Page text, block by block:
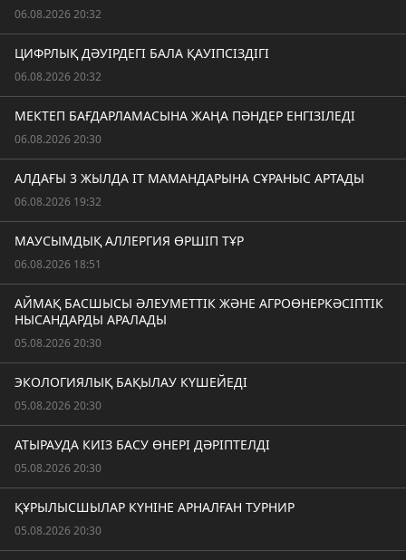
06.08.2026 20:32
ЦИФРЛЫҚ ДӘУІРДЕГІ БАЛА ҚАУІПСІЗДІГІ
06.08.2026 20:32
МЕКТЕП БАҒДАРЛАМАСЫНА ЖАҢА ПӘНДЕР ЕНГІЗІЛЕДІ
06.08.2026 20:30
АЛДАҒЫ 3 ЖЫЛДА IT МАМАНДАРЫНА СҰРАНЫС АРТАДЫ
06.08.2026 19:32
МАУСЫМДЫҚ АЛЛЕРГИЯ ӨРШІП ТҰР
06.08.2026 18:51
АЙМАҚ БАСШЫСЫ ӘЛЕУМЕТТІК ЖӘНЕ АГРОӨНЕРКӘСІПТІК
НЫСАНДАРДЫ АРАЛАДЫ
05.08.2026 20:30
ЭКОЛОГИЯЛЫҚ БАҚЫЛАУ КҮШЕЙЕДІ
05.08.2026 20:30
АТЫРАУДА КИІЗ БАСУ ӨНЕРІ ДӘРІПТЕЛДІ
05.08.2026 20:30
ҚҰРЫЛЫСШЫЛАР КҮНІНЕ АРНАЛҒАН ТУРНИР
05.08.2026 20:30